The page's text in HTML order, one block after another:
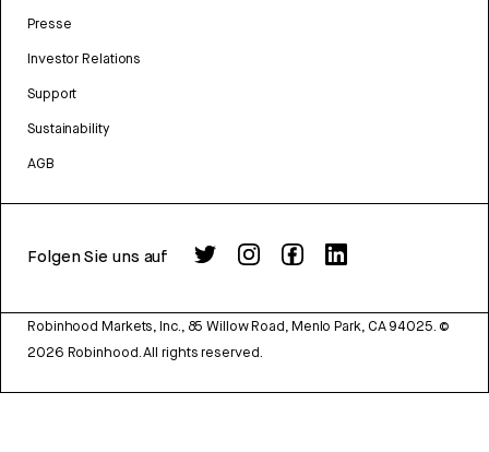
Presse
Investor Relations
Support
Sustainability
AGB
Folgen Sie uns auf
Robinhood Markets, Inc., 85 Willow Road, Menlo Park, CA 94025. ©
2026 Robinhood. All rights reserved.